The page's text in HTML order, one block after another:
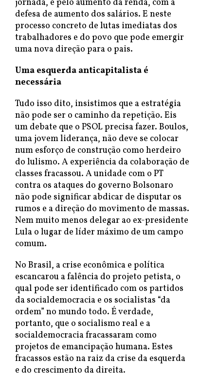
jornada, e pelo aumento da renda, com a
defesa de aumento dos salários. E neste
processo concreto de lutas imediatas dos
trabalhadores e do povo que pode emergir
uma nova direção para o pais.
Uma esquerda anticapitalista é
necessária
Tudo isso dito, insistimos que a estratégia
não pode ser o caminho da repetição. Eis
um debate que o PSOL precisa fazer. Boulos,
uma jovem liderança, não deve se colocar
num esforço de construção como herdeiro
do lulismo. A experiência da colaboração de
classes fracassou. A unidade com o PT
contra os ataques do governo Bolsonaro
não pode significar abdicar de disputar os
rumos e a direção do movimento de massas.
Nem muito menos delegar ao ex-presidente
Lula o lugar de líder máximo de um campo
comum.
No Brasil, a crise econômica e política
escancarou a falência do projeto petista, o
qual pode ser identificado com os partidos
da socialdemocracia e os socialistas “da
ordem” no mundo todo. É verdade,
portanto, que o socialismo real e a
socialdemocracia fracassaram como
projetos de emancipação humana. Estes
fracassos estão na raiz da crise da esquerda
e do crescimento da direita.